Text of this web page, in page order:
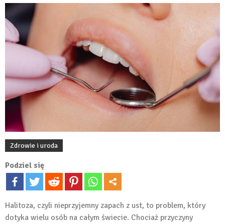
Zdrowie i uroda
Podziel się
Halitoza, czyli nieprzyjemny zapach z ust, to problem, który
dotyka wielu osób na całym świecie. Chociaż przyczyny